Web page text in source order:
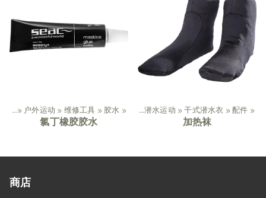
动 ‪» 户外运动 ‪» 维修工具 ‪» 胶水 ‪»
氯丁橡胶胶水
体育运动 ‪» 潜水运动 ‪»干式潜水衣 ‪»配件 ‪»
加热袜
商店